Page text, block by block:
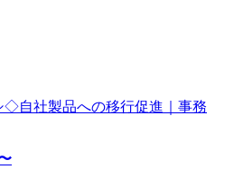
自社製品への移行促進｜事務